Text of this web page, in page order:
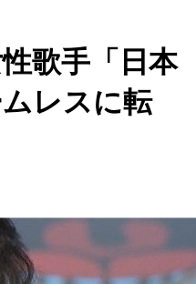
歌手「日本
レスに転